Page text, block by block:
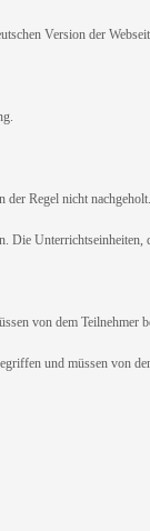
Version der
nicht
Die
dem Teilnehmer
und müssen von den